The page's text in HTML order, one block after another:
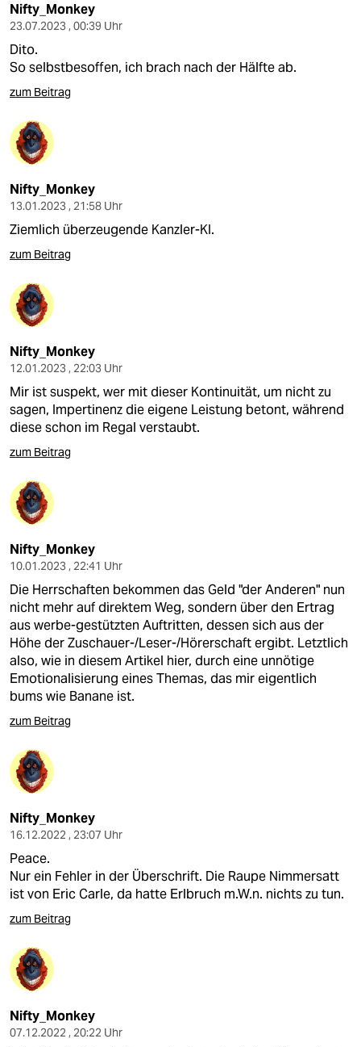
Nifty_Monkey
23.07.2023 , 00:39 Uhr
Dito.
So selbstbesoffen, ich brach nach der Hälfte ab.
zum Beitrag
Nifty_Monkey
13.01.2023 , 21:58 Uhr
Ziemlich überzeugende Kanzler-KI.
zum Beitrag
Nifty_Monkey
12.01.2023 , 22:03 Uhr
Mir ist suspekt, wer mit dieser Kontinuität, um nicht zu
sagen, Impertinenz die eigene Leistung betont, während
diese schon im Regal verstaubt.
zum Beitrag
Nifty_Monkey
10.01.2023 , 22:41 Uhr
Die Herrschaften bekommen das Geld "der Anderen" nun
nicht mehr auf direktem Weg, sondern über den Ertrag
aus werbe-gestützten Auftritten, dessen sich aus der
Höhe der Zuschauer-/Leser-/Hörerschaft ergibt. Letztlich
also, wie in diesem Artikel hier, durch eine unnötige
Emotionalisierung eines Themas, das mir eigentlich
bums wie Banane ist.
zum Beitrag
Nifty_Monkey
16.12.2022 , 23:07 Uhr
Peace.
Nur ein Fehler in der Überschrift. Die Raupe Nimmersatt
ist von Eric Carle, da hatte Erlbruch m.W.n. nichts zu tun.
zum Beitrag
Nifty_Monkey
07.12.2022 , 20:22 Uhr